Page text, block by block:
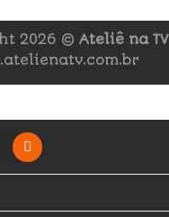
2026 © Ateliê na TV